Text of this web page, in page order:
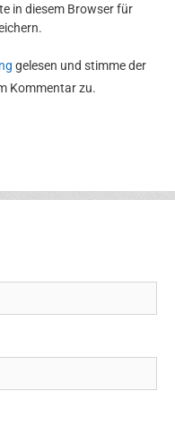
in diesem Browser für
gelesen und stimme der
Kommentar zu.